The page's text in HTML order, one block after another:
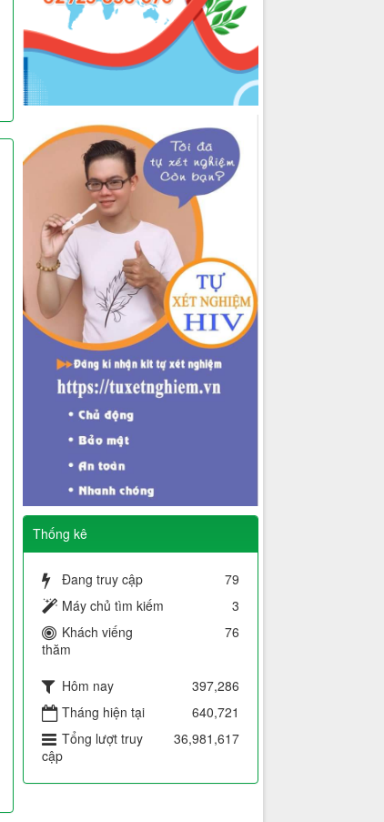
Thống kê
Đang truy cập
79
Máy chủ tìm kiếm
3
Khách viếng
thăm
76
Hôm nay
397,286
Tháng hiện tại
640,721
Tổng lượt truy
cập
36,981,617